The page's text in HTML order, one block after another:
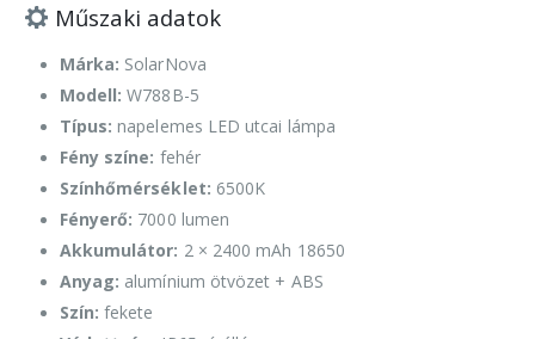
Műszaki adatok
Márka: SolarNova
Modell: W788B-5
Típus: napelemes LED utcai lámpa
Fény színe: fehér
Színhőmérséklet: 6500K
Fényerő: 7000 lumen
Akkumulátor: 2 × 2400 mAh 18650
Anyag: alumínium ötvözet + ABS
Szín: fekete